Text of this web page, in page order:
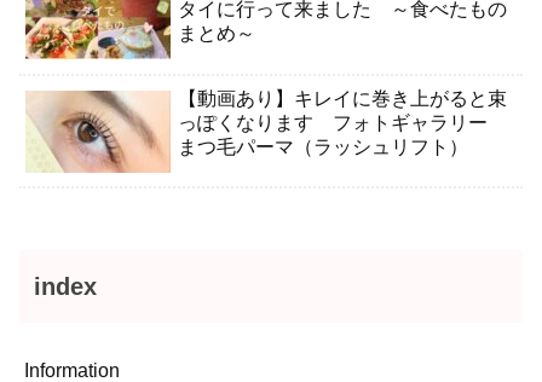
タイに行って来ました ～食べたもの
まとめ～
【動画あり】キレイに巻き上がると束
っぽくなります フォトギャラリー
まつ毛パーマ（ラッシュリフト）
index
Information